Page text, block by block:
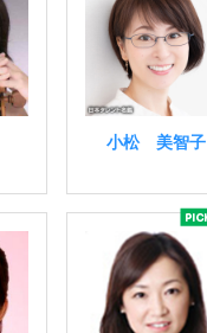
小松 美智子